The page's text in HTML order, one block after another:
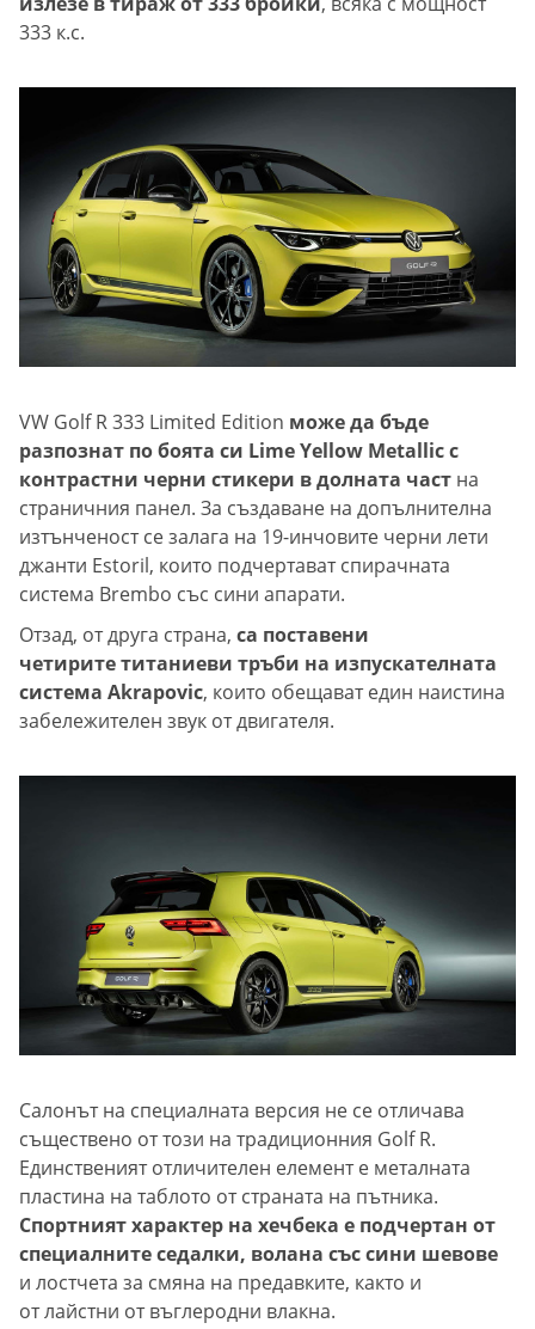
333 к.с.
VW Golf R 333 Limited Edition може да бъде
разпознат по боята си Lime Yellow Metallic с
контрастни черни стикери в долната част на
страничния панел. За създаване на допълнителна
изтънченост се залага на 19-инчовите черни лети
джанти Estoril, които подчертават спирачната
система Brembo със сини апарати.
Отзад, от друга страна, са поставени
четирите титаниеви тръби на изпускателната
система Akrapovic, които обещават един наистина
забележителен звук от двигателя.
Салонът на специалната версия не се отличава
съществено от този на традиционния Golf R.
Единственият отличителен елемент е металната
пластина на таблото от страната на пътника.
Спортният характер на хечбека е подчертан от
специалните седалки, волана със сини шевове
и лостчета за смяна на предавките, както и
от лайстни от въглеродни влакна.